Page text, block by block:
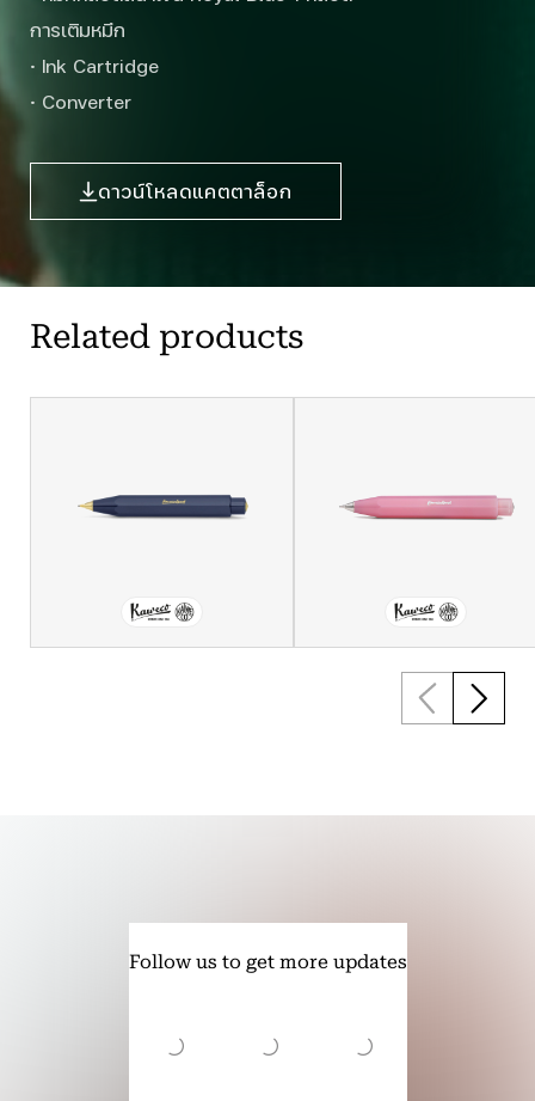
การเติมหมึก
· Ink Cartridge
· Converter
ดาวน์โหลดแคตตาล็อก
Related products
Follow us to get more updates